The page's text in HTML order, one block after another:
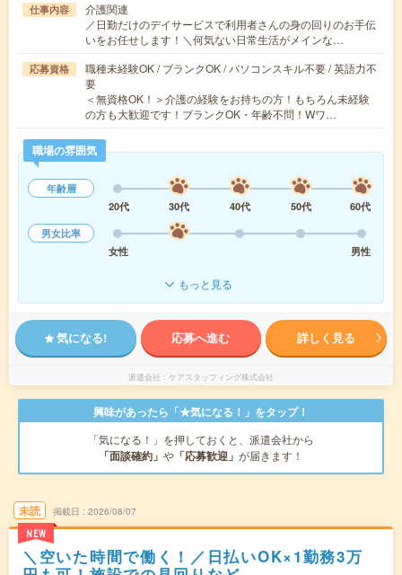
仕事内容
介護関連
／日勤だけのデイサービスで利用者さんの身の回りのお手伝
いをお任せします！＼何気ない日常生活がメインな…
応募資格
職種未経験OK / ブランクOK / パソコンスキル不要 / 英語力不
要
＜無資格OK！＞介護の経験をお持ちの方！もちろん未経験
の方も大歓迎です！ブランクOK・年齢不問！Wワ…
職場の雰囲気
年齢層
20代
30代 40代 50代
60代
男女比率
女性
男性
もっと見る
気になる! 応募へ進む 詳しく見る
派遣会社 ケアスタッフィング株式会社
興味があったら「★気になる！」をタップ！
「気になる！」を押しておくと、派遣会社から
「面談確約」 や 「応募歓迎」 が届きます！
未読
NEW
掲載日 2026/08/07
＼空いた時間で働く！／日払いOK×1勤務3万